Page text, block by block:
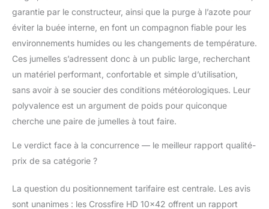
garantie par le constructeur, ainsi que la purge à l’azote pour
éviter la buée interne, en font un compagnon fiable pour les
environnements humides ou les changements de température.
Ces jumelles s’adressent donc à un public large, recherchant
un matériel performant, confortable et simple d’utilisation,
sans avoir à se soucier des conditions météorologiques. Leur
polyvalence est un argument de poids pour quiconque
cherche une paire de jumelles à tout faire.
Le verdict face à la concurrence — le meilleur rapport qualité-
prix de sa catégorie ?
La question du positionnement tarifaire est centrale. Les avis
sont unanimes : les Crossfire HD 10×42 offrent un rapport